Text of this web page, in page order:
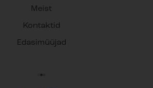
Meist
Kontaktid
Edasimüüjad